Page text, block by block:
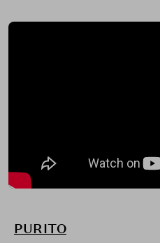
PURITO